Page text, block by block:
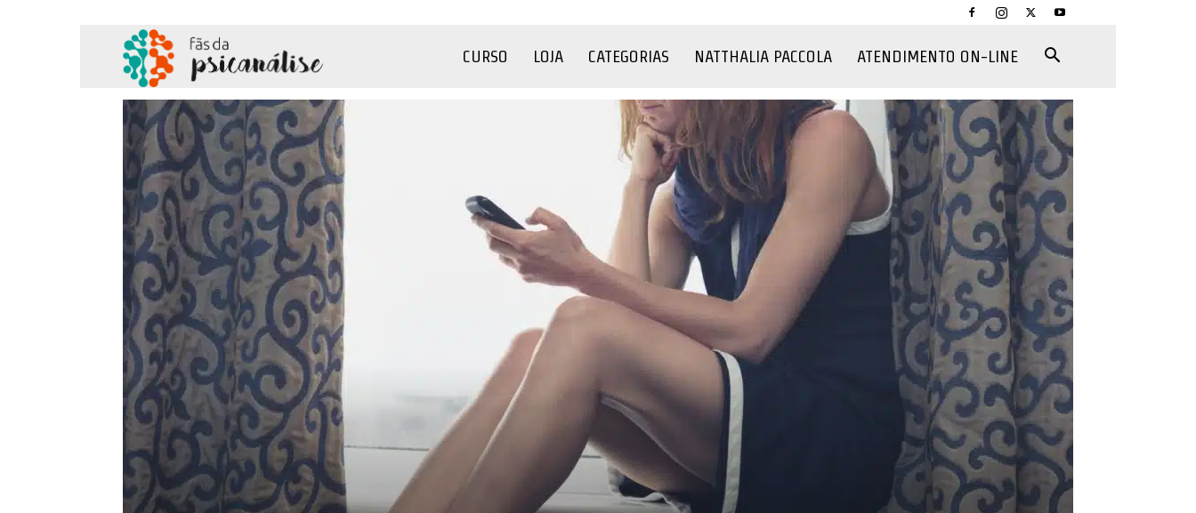
da
Psicanálise
CURSO LOJA CATEGORIAS NATTHALIA PACCOLA ATENDIMENTO ON-LINE